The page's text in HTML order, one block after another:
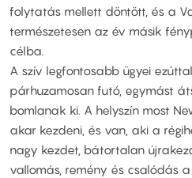
folytatás mellett döntött, és a
természetesen az év másik
célba.
A szív legfontosabb ügyei
párhuzamosan futó, egymást
bomlanak ki. A helyszín most
akar kezdeni, és van, aki a
nagy kezdet, bátortalan
vallomás, remény és csalódás